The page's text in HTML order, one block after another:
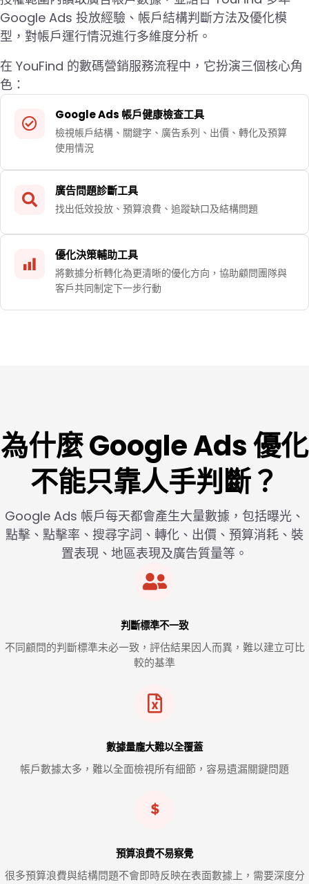
Google Ads 投放經驗、帳戶結構判斷方法及優化模
型，對帳戶運行情況進行多維度分析。
在 YouFind 的數碼營銷服務流程中，它扮演三個核心角
色：
Google Ads 帳戶健康檢查工具
檢視帳戶結構、關鍵字、廣告系列、出價、轉化及預算
使用情況
廣告問題診斷工具
找出低效投放、預算浪費、追蹤缺口及結構問題
優化決策輔助工具
將數據分析轉化為更清晰的優化方向，協助顧問團隊與
客戶共同制定下一步行動
為什麼 Google Ads 優化
不能只靠人手判斷？
Google Ads 帳戶每天都會產生大量數據，包括曝光、
點擊、點擊率、搜尋字詞、轉化、出價、預算消耗、裝
置表現、地區表現及廣告質量等。
判斷標準不一致
不同顧問的判斷標準未必一致，評估結果因人而異，難以建立可比
較的基準
數據量龐大難以全覆蓋
帳戶數據太多，難以全面檢視所有細節，容易遺漏關鍵問題
預算浪費不易察覺
很多預算浪費與結構問題不會即時反映在表面數據上，需要深度分